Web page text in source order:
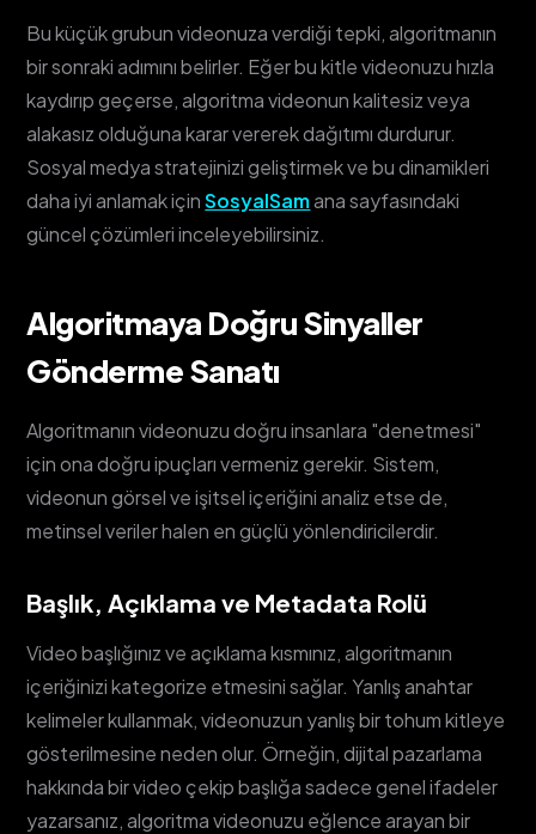
Bu küçük grubun videonuza verdiği tepki, algoritmanın
bir sonraki adımını belirler. Eğer bu kitle videonuzu hızla
kaydırıp geçerse, algoritma videonun kalitesiz veya
alakasız olduğuna karar vererek dağıtımı durdurur.
Sosyal medya stratejinizi geliştirmek ve bu dinamikleri
daha iyi anlamak içinSosyalSamana sayfasındaki
güncel çözümleri inceleyebilirsiniz.
Algoritmaya Doğru Sinyaller
Gönderme Sanatı
Algoritmanın videonuzu doğru insanlara "denetmesi"
için ona doğru ipuçları vermeniz gerekir. Sistem,
videonun görsel ve işitsel içeriğini analiz etse de,
metinsel veriler halen en güçlü yönlendiricilerdir.
Başlık, Açıklama ve Metadata Rolü
Video başlığınız ve açıklama kısmınız, algoritmanın
içeriğinizi kategorize etmesini sağlar. Yanlış anahtar
kelimeler kullanmak, videonuzun yanlış bir tohum kitleye
gösterilmesine neden olur. Örneğin, dijital pazarlama
hakkında bir video çekip başlığa sadece genel ifadeler
yazarsanız, algoritma videonuzu eğlence arayan bir